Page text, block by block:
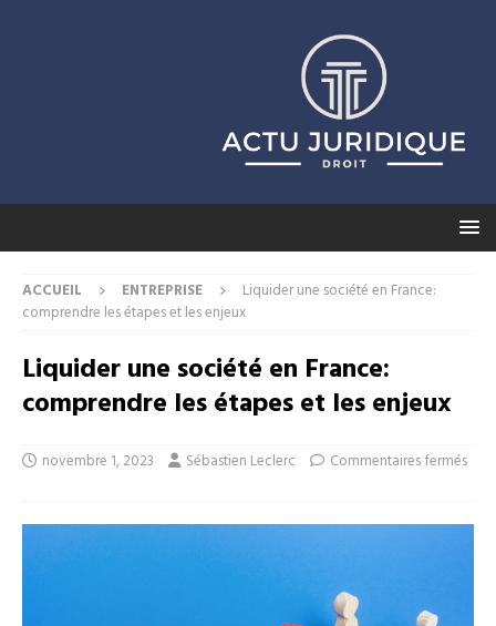
ACCUEIL ENTREPRISE
Liquider une société en France:
comprendre les étapes et les enjeux
Liquider une société en France:
comprendre les étapes et les enjeux
novembre 1, 2023 Sébastien Leclerc Commentaires fermés